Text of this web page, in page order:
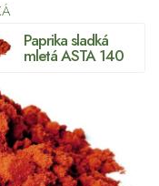
Paprika sladká
mletá ASTA 140